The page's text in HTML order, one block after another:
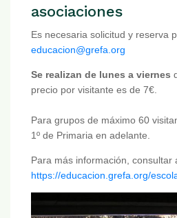
asociaciones
Es necesaria solicitud y reserva
educacion@grefa.org
Se realizan de lunes a viernes
precio por visitante es de 7€.
Para grupos de máximo 60
1º de Primaria en adelante.
Para más información, consultar
https://educacion.grefa.org/